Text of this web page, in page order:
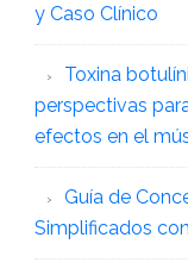
y Caso Clínico
Toxina
perspectivas
efectos en el
Guía de
Simplificados